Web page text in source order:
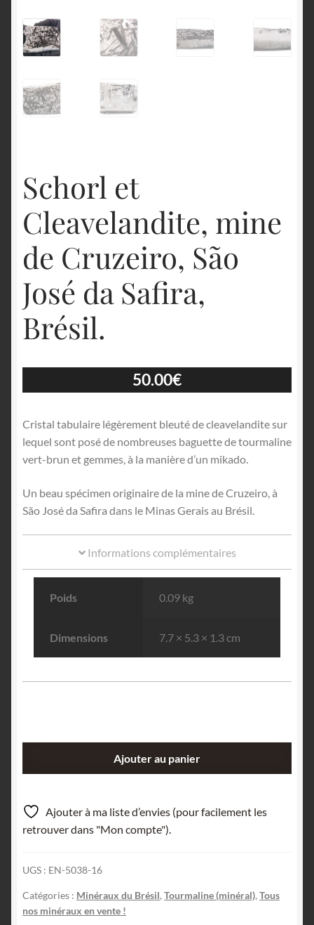
Schorl et
Cleavelandite, mine
de Cruzeiro, São
José da Safira,
Brésil.
50.00€
Cristal tabulaire légèrement bleuté de cleavelandite sur
lequel sont posé de nombreuses baguette de tourmaline
vert-brun et gemmes, à la manière d’un mikado.
Un beau spécimen originaire de la mine de Cruzeiro, à
São José da Safira dans le Minas Gerais au Brésil.
Informations complémentaires
Poids 0.09 kg
Dimensions 7.7 × 5.3 × 1.3 cm
et
Cleavelandite,
mine
Cruzeiro,
São
José
Ajouter au panier
Ajouter à ma liste d’envies (pour facilement les
retrouver dans "Mon compte").
UGS : EN-5038-16
Catégories : Minéraux du Brésil,Tourmaline (minéral),Tous
nos minéraux en vente !